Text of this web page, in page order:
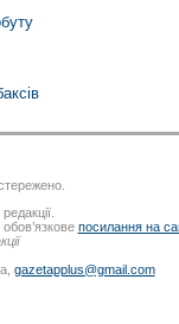
посилання на
gazetapplus@gmail.com